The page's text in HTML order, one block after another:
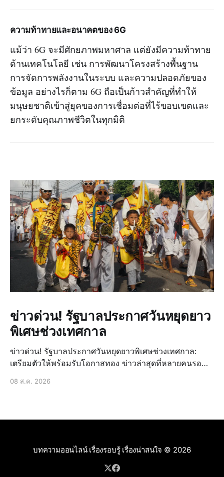
ความท้าทายและอนาคตของ 6G
แม้ว่า 6G จะมีศักยภาพมหาศาล แต่ยังมีความท้าทาย
ด้านเทคโนโลยี เช่น การพัฒนาโครงสร้างพื้นฐาน
การจัดการพลังงานในระบบ และความปลอดภัยของ
ข้อมูล อย่างไรก็ตาม 6G ถือเป็นก้าวสำคัญที่ทำให้
มนุษยชาติเข้าสู่ยุคของการเชื่อมต่อที่ไร้ขอบเขตและ
ยกระดับคุณภาพชีวิตในทุกมิติ
ข่าวด่วน! รัฐบาลประกาศวันหยุดยาว
พิเศษช่วงเทศกาล
ข่าวด่วน! รัฐบาลประกาศวันหยุดยาวพิเศษช่วงเทศกาล:
เตรียมตัวให้พร้อมรับโอกาสทอง ข่าวล่าสุดที่หลายคนรอ
ในช่วงเทศกาลสำคัญที่กำลังจะมาถึง ซึ่งถือเป็นข่าวด่วนที่
08 ส.ค. 2026
บทความออนไลน์ เรื่องรอบรู้ เรื่องน่าสนใจ © 2026